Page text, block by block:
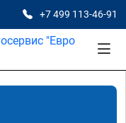
+7 499 113-46-91